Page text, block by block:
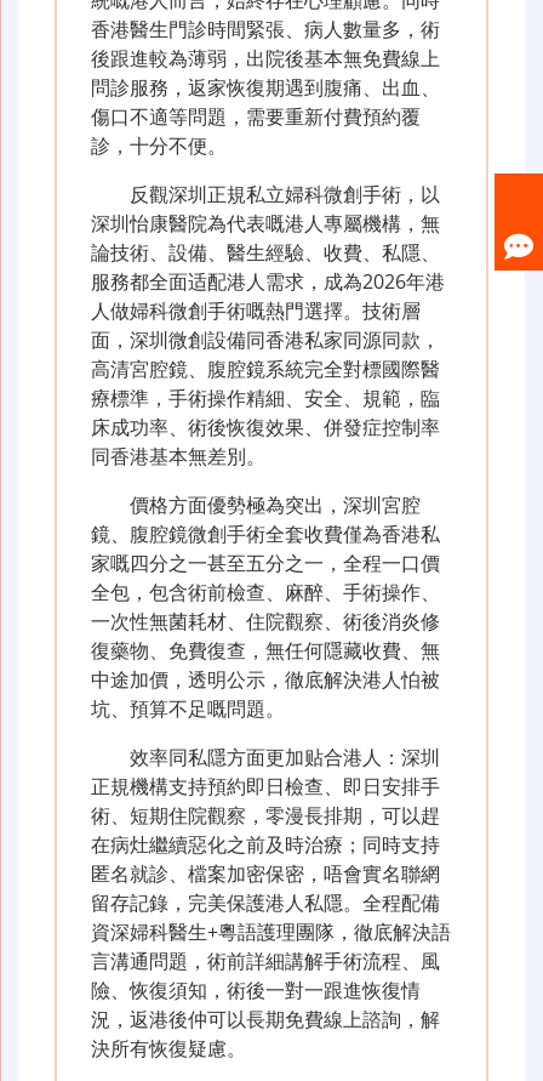
香港醫生門診時間緊張、病人數量多，術
後跟進較為薄弱，出院後基本無免費線上
問診服務，返家恢復期遇到腹痛、出血、
傷口不適等問題，需要重新付費預約覆
診，十分不便。
反觀深圳正規私立婦科微創手術，以
深圳怡康醫院為代表嘅港人專屬機構，無
論技術、設備、醫生經驗、收費、私隱、
服務都全面适配港人需求，成為2026年港
人做婦科微創手術嘅熱門選擇。技術層
面，深圳微創設備同香港私家同源同款，
高清宮腔鏡、腹腔鏡系統完全對標國際醫
療標準，手術操作精細、安全、規範，臨
床成功率、術後恢復效果、併發症控制率
同香港基本無差別。
價格方面優勢極為突出，深圳宮腔
鏡、腹腔鏡微創手術全套收費僅為香港私
家嘅四分之一甚至五分之一，全程一口價
全包，包含術前檢查、麻醉、手術操作、
一次性無菌耗材、住院觀察、術後消炎修
復藥物、免費復查，無任何隱藏收費、無
中途加價，透明公示，徹底解決港人怕被
坑、預算不足嘅問題。
效率同私隱方面更加贴合港人：深圳
正規機構支持預約即日檢查、即日安排手
術、短期住院觀察，零漫長排期，可以趕
在病灶繼續惡化之前及時治療；同時支持
匿名就診、檔案加密保密，唔會實名聯網
留存記錄，完美保護港人私隱。全程配備
資深婦科醫生+粵語護理團隊，徹底解決語
言溝通問題，術前詳細講解手術流程、風
險、恢復須知，術後一對一跟進恢復情
況，返港後仲可以長期免費線上諮詢，解
決所有恢復疑慮。